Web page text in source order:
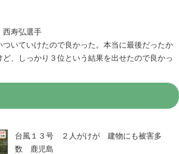
寿弘選手
ついていけたので良かった。本当に最後だったか
、しっかり３位という結果を出せたので良かっ
台風１３号 ２人がけが 建物にも被害多
数 鹿児島